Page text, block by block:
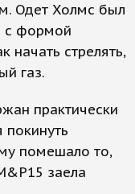
Одет Холмс был
с формой
начать стрелять,
газ.
практически
покинуть
помешало то,
заела